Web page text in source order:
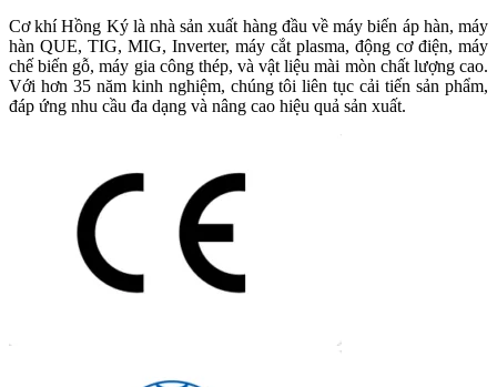
Cơ khí Hồng Ký là nhà sản xuất hàng đầu về máy biến áp hàn, máy
hàn QUE, TIG, MIG, Inverter, máy cắt plasma, động cơ điện, máy
chế biến gỗ, máy gia công thép, và vật liệu mài mòn chất lượng cao.
Với hơn 35 năm kinh nghiệm, chúng tôi liên tục cải tiến sản phẩm,
đáp ứng nhu cầu đa dạng và nâng cao hiệu quả sản xuất.